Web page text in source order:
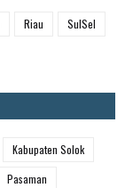
Riau
SulSel
Kabupaten Solok
Pasaman